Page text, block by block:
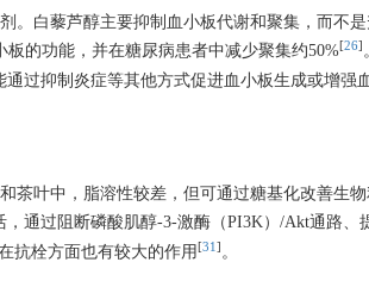
。白藜芦醇主要抑制血小板代谢和聚集，而不是
的功能，并在糖尿病患者中减少聚集约50%[26]
通过抑制炎症等其他方式促进血小板生成或增强
茶叶中，脂溶性较差，但可通过糖基化改善生物
，通过阻断磷酸肌醇-3-激酶（PI3K）/Akt通路、
抗栓方面也有较大的作用 [31 ] 。